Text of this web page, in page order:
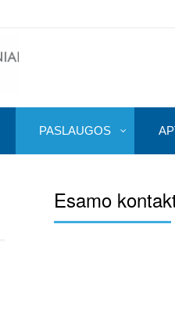
PASLAUGOS
Esamo